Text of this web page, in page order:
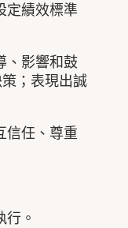
定績效標準
、影響和鼓
；表現出誠
信任、尊重
行。